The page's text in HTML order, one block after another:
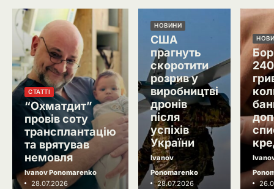
Зеленський звільнив ще сімох
керівників дипломатичних місій
Ivanov Ponomarenko
3
Затримання українця на кордоні
Польщі: МЗС України вимагає
консульського доступу
Ivanov Ponomarenko
Російський удар знищив книжкові
склади у Харкові: мільйони
видань охопив вогонь
Ivanov Ponomarenko
Зеленський заявив про можливу
допомогу ОАЕ в Чорному морі
Ivanov Ponomarenko
СТАТТІ
“Охматдит”
провів соту
трансплантацію
та врятував
немовля
Ivanov Ponomarenko
28.07.2026
НОВИНИ
США
прагнуть
скоротити
розрив у
виробництві
дронів
після
успіхів
України
Ivanov
Ponomarenko
28.07.2026